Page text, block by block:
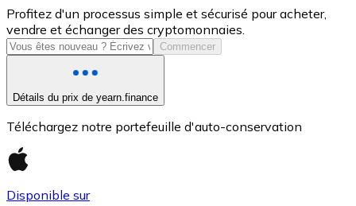
USD Coin
USDC
Profitez d'un processus simple et sécurisé pour acheter,
vendre et échanger des cryptomonnaies.
Commencer
Détails du prix de yearn.finance
Téléchargez notre portefeuille d'auto-conservation
Disponible sur